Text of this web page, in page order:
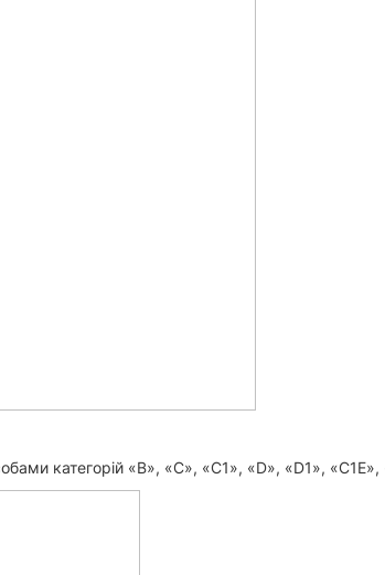
категорій «B», «C», «C1», «D», «D1»,